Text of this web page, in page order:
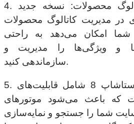
4. مدیریت پیشرفته کاتالوگ محصولات: نسخه جدید
در مدیریت کاتالوگ محصولات
شما امکان می‌دهد به راحتی
و ویژگی‌ها را مدیریت و
سازماندهی کنید.
5. قابلیت بهبود سئو: پرستاشاپ 8 شامل قابلیت‌های
که باعث می‌شود موتورهای
شما را جستجو و نمایه‌سازی